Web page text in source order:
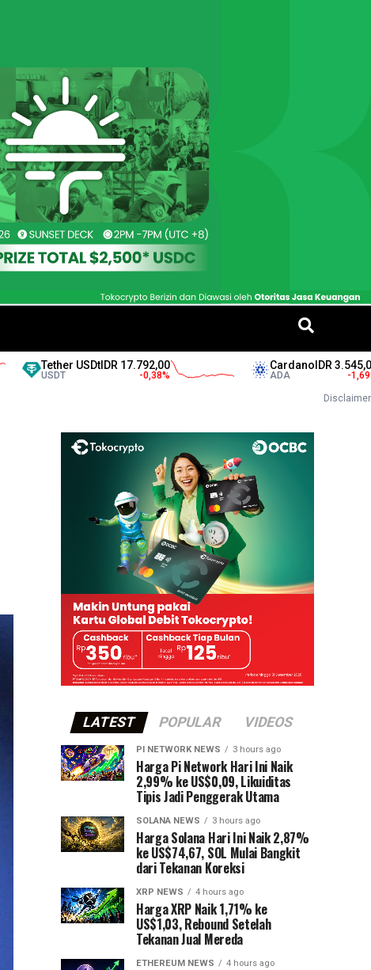
Tether USDtIDR 17.792,00
USDT
CardanoIDR 3.545,00
ADA
Disclaimer
LATEST POPULAR VIDEOS
PI NETWORK NEWS 3 hours ago
Harga Pi Network Hari Ini Naik
2,99% ke US$0,09, Likuiditas
Tipis Jadi Penggerak Utama
SOLANA NEWS 3 hours ago
Harga Solana Hari Ini Naik 2,87%
ke US$74,67, SOL Mulai Bangkit
dari Tekanan Koreksi
XRP NEWS 4 hours ago
Harga XRP Naik 1,71% ke
US$1,03, Rebound Setelah
Tekanan Jual Mereda
ETHEREUM NEWS 4 hours ago